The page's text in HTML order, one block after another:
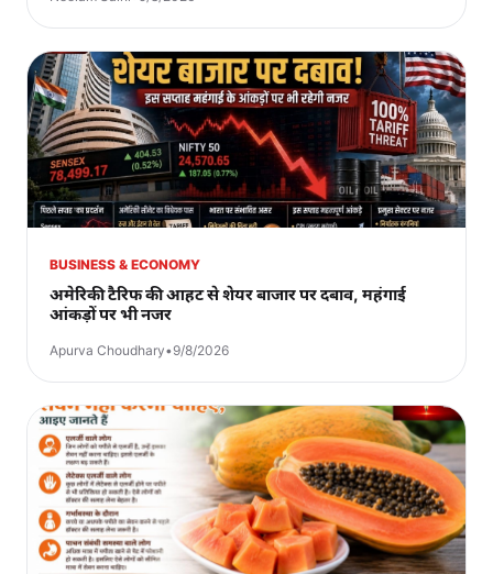
BUSINESS & ECONOMY
अमेरिकी टैरिफ की आहट से शेयर बाजार पर दबाव, महंगाई
आंकड़ों पर भी नजर
Apurva Choudhary•9/8/2026